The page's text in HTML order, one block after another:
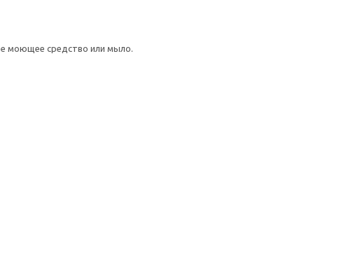
моющее средство или мыло.